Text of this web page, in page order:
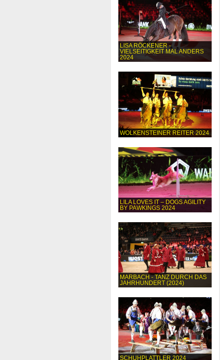
LISA RÖCKENER -
VIELSEITIGKEIT MAL ANDERS
2024
WOLKENSTEINER REITER 2024
LILA LOVES IT – DOGS AGILITY
BY PAWKINGS 2024
MARBACH - TANZ DURCH DAS
JAHRHUNDERT (2024)
SCHUHPLATTLER 2024